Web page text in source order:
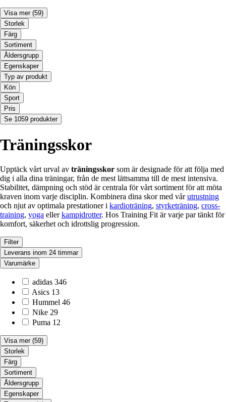
Visa mer (59)
Storlek
Färg
Sortiment
Åldersgrupp
Egenskaper
Typ av produkt
Kön
Sport
Pris
Se 1059 produkter
Träningsskor
Upptäck vårt urval av träningsskor som är designade för att följa med
dig i alla dina träningar, från de mest lättsamma till de mest intensiva.
Stabilitet, dämpning och stöd är centrala för vårt sortiment för att möta
kraven inom varje disciplin. Kombinera dina skor med vårutrustning
och njut av optimala prestationer i kardioträning, styrketräning, cross-
training, yoga ellerkampidrotter. Hos Training Fit är varje par tänkt för
komfort, säkerhet och idrottslig progression.
Filter
Leverans inom 24 timmar
Varumärke
adidas 346
Asics 13
Hummel 46
Nike 29
Puma 12
Visa mer (59)
Storlek
Färg
Sortiment
Åldersgrupp
Egenskaper